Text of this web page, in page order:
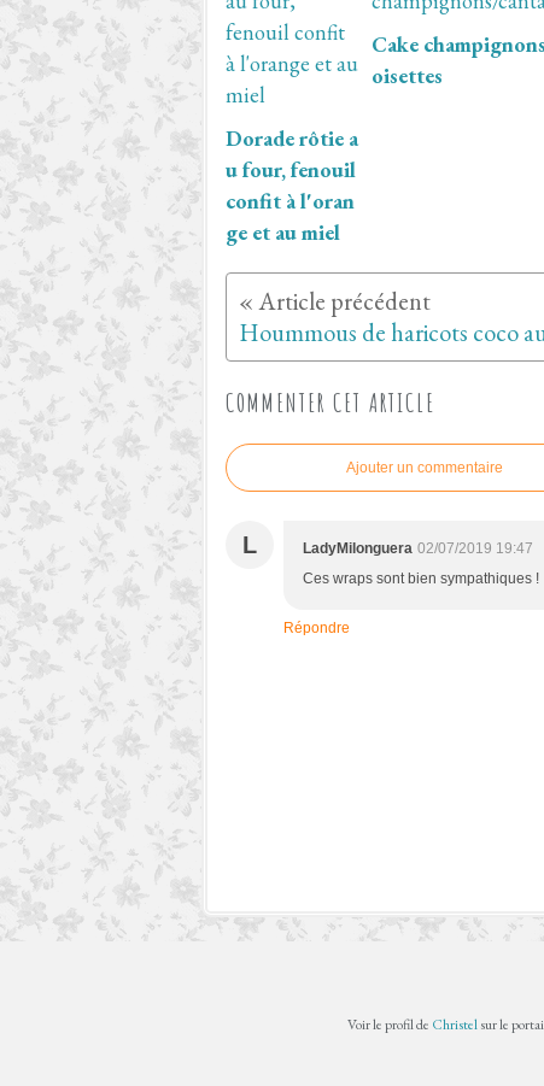
Dorade rôtie a
u four, fenouil
confit à l'oran
ge et au miel
Cake
oisettes
COMMENTER CET ARTICLE
Ajouter un commentaire
L LadyMilonguera 02/07/2019 19:47
Ces wraps sont bien sympathiques !
Répondre
Voir le profil de Christelsur le